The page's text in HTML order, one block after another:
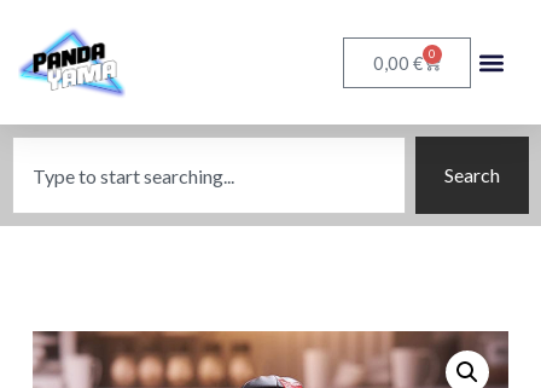
0,00 € 0
Search